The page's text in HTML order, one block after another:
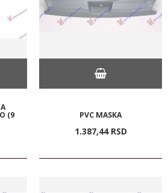
(9 PVC MASKA
1.387,44 RSD